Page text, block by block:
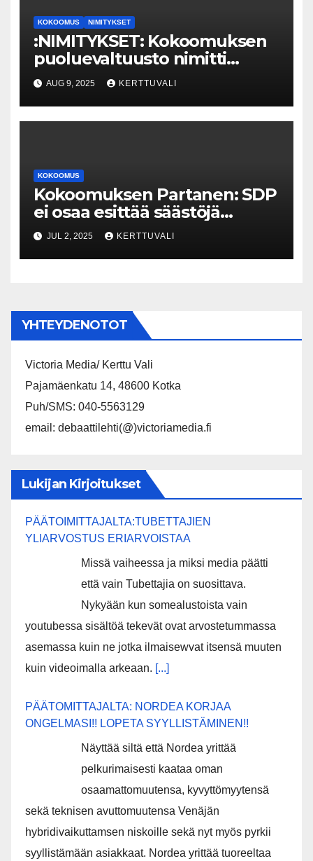
KOKOOMUS NIMITYKSET
:NIMITYKSET: Kokoomuksen
puoluevaltuusto nimitti
puoluesihteeriksi Maggie
Keskisen
AUG 9, 2025 KERTTUVALI
KOKOOMUS
Kokoomuksen Partanen: SDP
ei osaa esittää säästöjä
tuhlaamatta niitä heti uusiin
kohteisiin
JUL 2, 2025 KERTTUVALI
YHTEYDENOTOT
Victoria Media/ Kerttu Vali
Pajamäenkatu 14, 48600 Kotka
Puh/SMS: 040-5563129
email: debaattilehti(@)victoriamedia.fi
Lukijan Kirjoitukset
PÄÄTOIMITTAJALTA:TUBETTAJIEN
YLIARVOSTUS ERIARVOISTAA
Missä vaiheessa ja miksi media päätti
että vain Tubettajia on suosittava.
Nykyään kun somealustoista vain
youtubessa sisältöä tekevät ovat arvostetummassa
asemassa kuin ne jotka ilmaisewvat itsensä muuten
kuin videoimalla arkeaan. [...]
PÄÄTOMITTAJALTA: NORDEA KORJAA
ONGELMASI!! LOPETA SYYLLISTÄMINEN!!
Näyttää siltä että Nordea yrittää
pelkurimaisesti kaataa oman
osaamattomuutensa, kyvyttömyytensä
sekä teknisen avuttomuutensa Venäjän
hybridivaikuttamsen niskoille sekä nyt myös pyrkii
syyllistämään asiakkaat. Nordea yrittää tuoreeltaa